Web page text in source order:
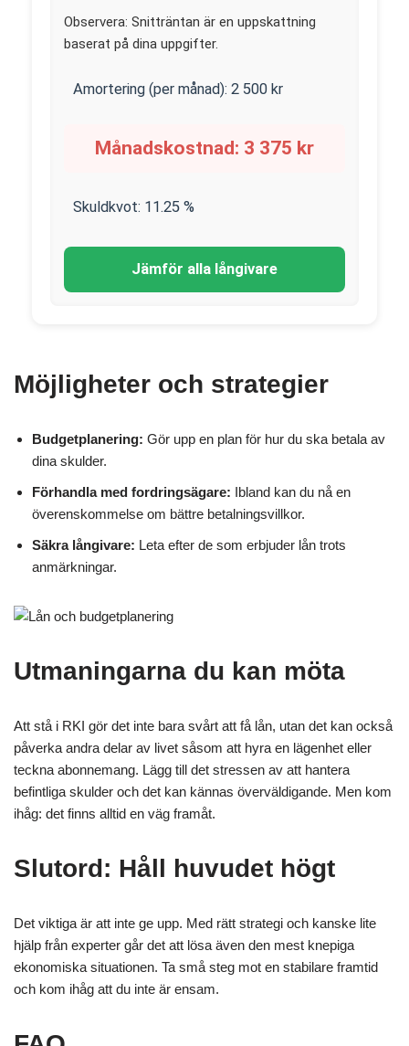
Observera: Snitträntan är en uppskattning
baserat på dina uppgifter.
Amortering (per månad): 2 500 kr
Månadskostnad: 3 375 kr
Skuldkvot: 11.25 %
Jämför alla långivare
Möjligheter och strategier
Budgetplanering: Gör upp en plan för hur du ska betala av
dina skulder.
Förhandla med fordringsägare: Ibland kan du nå en
överenskommelse om bättre betalningsvillkor.
Säkra långivare: Leta efter de som erbjuder lån trots
anmärkningar.
Utmaningarna du kan möta
Att stå i RKI gör det inte bara svårt att få lån, utan det kan också
påverka andra delar av livet såsom att hyra en lägenhet eller
teckna abonnemang. Lägg till det stressen av att hantera
befintliga skulder och det kan kännas överväldigande. Men kom
ihåg: det finns alltid en väg framåt.
Slutord: Håll huvudet högt
Det viktiga är att inte ge upp. Med rätt strategi och kanske lite
hjälp från experter går det att lösa även den mest knepiga
ekonomiska situationen. Ta små steg mot en stabilare framtid
och kom ihåg att du inte är ensam.